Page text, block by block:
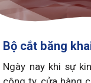
Bộ cắt băng
Ngày nay khi sự